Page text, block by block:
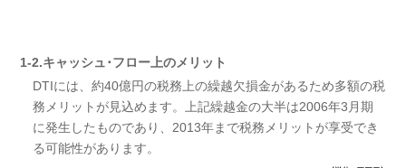
1-2.キャッシュ･フロー上のメリット
DTIには、約40億円の税務上の繰越欠損金があるため多額の税
務メリットが見込めます。上記繰越金の大半は2006年3月期
に発生したものであり、2013年まで税務メリットが享受でき
る可能性があります。